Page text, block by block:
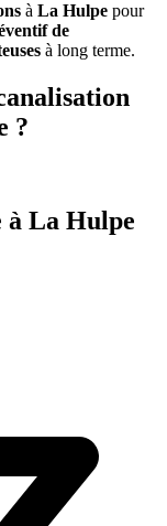
à La Hulpe pour
de
à long terme.
?
à La Hulpe